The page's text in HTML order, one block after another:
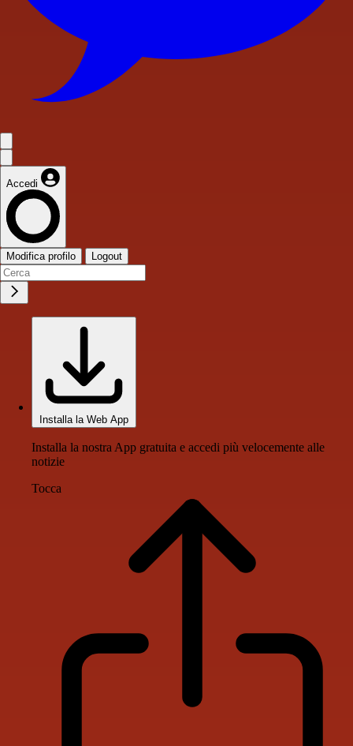
Accedi
Modifica profilo Logout
Installa la Web App
Installa la nostra App gratuita e accedi più velocemente alle
notizie
Tocca